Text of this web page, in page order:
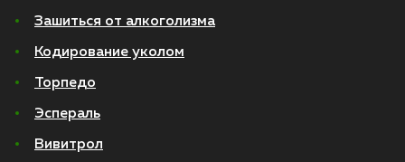
Зашиться от алкоголизма
Кодирование уколом
Торпедо
Эспераль
Вивитрол